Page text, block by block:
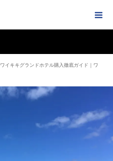
ワイキキグランドホテル購入徹底ガイド｜ワ